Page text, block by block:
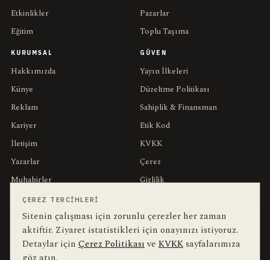
Etkinlikler
Eğitim
Pazarlar
Toplu Taşıma
KURUMSAL
Hakkımızda
Künye
Reklam
Kariyer
İletişim
Yazarlar
Muhabirler
Editörler
GÜVEN
Yayın İlkeleri
Düzeltme Politikası
Sahiplik & Finansman
Etik Kod
KVKK
Çerez
Gizlilik
YEREL ARANANLAR bu hafta en çok aranan
İnegöl inegol-belediyesi
ÇEREZ TERCIHLERI
Sitenin çalışması için zorunlu çerezler her zaman
aktiftir. Ziyaret istatistikleri için onayınızı istiyoruz.
Detaylar için Çerez Politikasıve KVKKsayfalarımıza